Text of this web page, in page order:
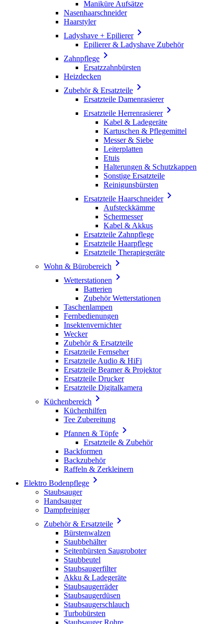
Maniküre Aufsätze
Nasenhaarschneider
Haarstyler
Ladyshave + Epilierer
Epilierer & Ladyshave Zubehör
Zahnpflege 
Ersatzzahnbürsten
Heizdecken
Zubehör & Ersatzteile 
Ersatzteile Damenrasierer
Ersatzteile Herrenrasierer
Kabel & Ladegeräte
Kartuschen & Pflegemittel
Messer & Siebe
Leiterplatten
Etuis
Halterungen & Schutzkappen
Sonstige Ersatzteile
Reinigunsbürsten
Ersatzteile Haarschneider
Aufsteckkämme
Schermesser
Kabel & Akkus
Ersatzteile Zahnpflege
Ersatzteile Haarpflege
Ersatzteile Therapiegeräte
Wohn & Bürobereich 
Wetterstationen 
Batterien
Zubehör Wetterstationen
Taschenlampen
Fernbedienungen
Insektenvernichter
Wecker
Zubehör & Ersatzteile
Ersatzteile Fernseher
Ersatzteile Audio & HiFi
Ersatzteile Beamer & Projektor
Ersatzteile Drucker
Ersatzteile Digitalkamera
Küchenbereich 
Küchenhilfen
Tee Zubereitung
Pfannen & Töpfe 
Ersatzteile & Zubehör
Backformen
Backzubehör
Raffeln & Zerkleinern
Elektro Bodenpflege 
Staubsauger
Handsauger
Dampfreiniger
Zubehör & Ersatzteile 
Bürstenwalzen
Staubbehälter
Seitenbürsten Saugroboter
Staubbeutel
Staubsaugerfilter
Akku & Ladegeräte
Staubsaugerräder
Staubsaugerdüsen
Staubsaugerschlauch
Turbobürsten
Staubsauger Rohre